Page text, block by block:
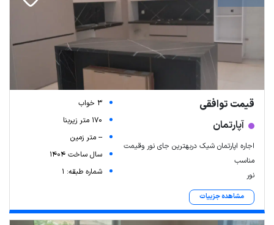
قیمت توافقی
آپارتمان
اجاره اپارتمان شیک دربهترین جای نور وقیمت
مناسب
نور
مشاهده جزییات
3 خواب
170 متر زیربنا
-- متر زمین
سال ساخت 1404
شماره طبقه: 1